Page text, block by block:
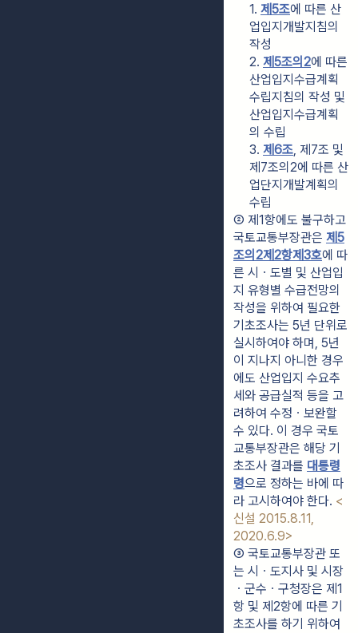
1. 제5조에 따른 산
업입지개발지침의
작성
2. 제5조의2에 따른
산업입지수급계획
수립지침의 작성 및
산업입지수급계획
의 수립
3. 제6조, 제7조 및
제7조의2에 따른 산
업단지개발계획의
수립
② 제1항에도 불구하고
국토교통부장관은 제5
조의2제2항제3호에 따
른 시ㆍ도별 및 산업입
지 유형별 수급전망의
작성을 위하여 필요한
기초조사는 5년 단위로
실시하여야 하며, 5년
이 지나지 아니한 경우
에도 산업입지 수요추
세와 공급실적 등을 고
려하여 수정ㆍ보완할
수 있다. 이 경우 국토
교통부장관은 해당 기
초조사 결과를 대통령
령으로 정하는 바에 따
라 고시하여야 한다. <
신설 2015.8.11,
2020.6.9>
③ 국토교통부장관 또
는 시ㆍ도지사 및 시장
ㆍ군수ㆍ구청장은 제1
항 및 제2항에 따른 기
초조사를 하기 위하여